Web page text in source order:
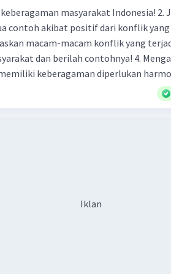
masyarakat Indonesia! 2. Jelaskan dan berilah
contoh akibat positif dari konflik
dan berilah contohnya! 4. Mengapa dalam
keberagaman diperlukan harmoni? 5.
yang kaya akan keberagaman baik
Berdasarkan pernyataan
Iklan